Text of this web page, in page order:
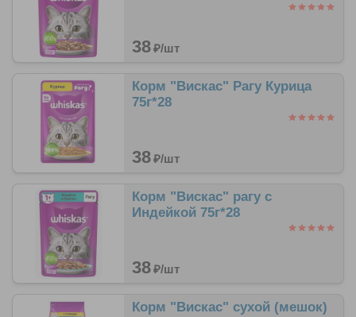
38₽/шт
Корм "Вискас" Рагу Курица
75г*28
38₽/шт
Корм "Вискас" рагу с
Индейкой 75г*28
38₽/шт
Корм "Вискас" сухой (мешок)